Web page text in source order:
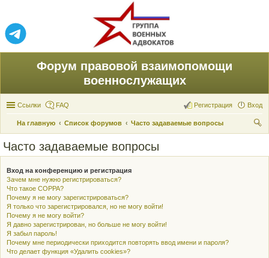
Форум правовой взаимопомощи
военнослужащих
Ссылки FAQ Вход
Регистрация
На главную Список форумов
Часто задаваемые вопросы
Часто задаваемые вопросы
Вход на конференцию и регистрация
Зачем мне нужно регистрироваться?
Что такое COPPA?
Почему я не могу зарегистрироваться?
Я только что зарегистрировался, но не могу войти!
Почему я не могу войти?
Я давно зарегистрирован, но больше не могу войти!
Я забыл пароль!
Почему мне периодически приходится повторять ввод имени и пароля?
Что делает функция «Удалить cookies»?